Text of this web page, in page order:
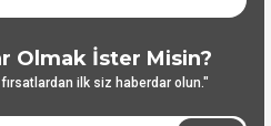
Olmak İster Misin?
ilk siz haberdar olun."